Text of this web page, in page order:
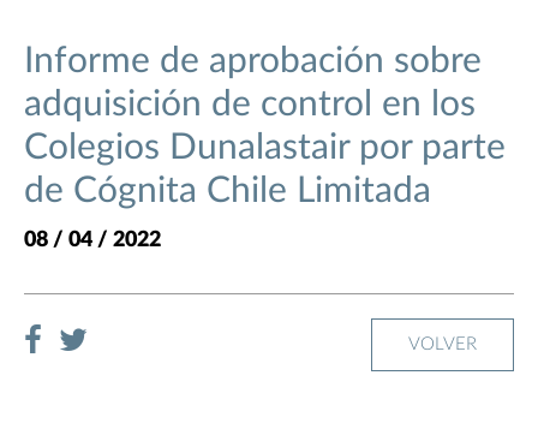
Informe de aprobación sobre
adquisición de control en los
Colegios Dunalastair por parte
de Cógnita Chile Limitada
08 / 04 / 2022
VOLVER